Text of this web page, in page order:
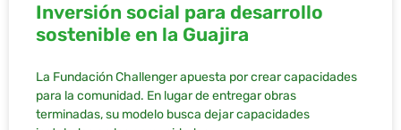
Inversión social para desarrollo
sostenible en la Guajira
La Fundación Challenger apuesta por crear capacidades
para la comunidad. En lugar de entregar obras
terminadas, su modelo busca dejar capacidades